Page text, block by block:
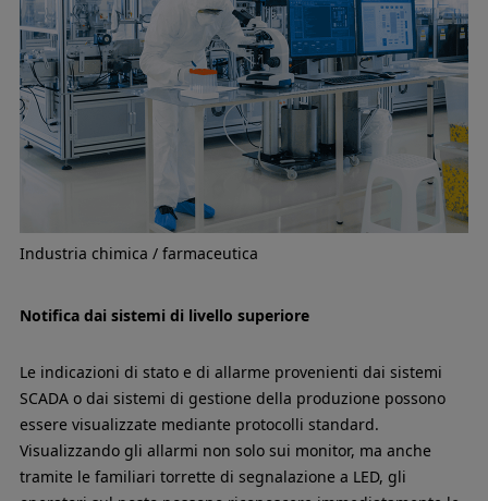
Industria chimica / farmaceutica
Notifica dai sistemi di livello superiore
Le indicazioni di stato e di allarme provenienti dai sistemi
SCADA o dai sistemi di gestione della produzione possono
essere visualizzate mediante protocolli standard.
Visualizzando gli allarmi non solo sui monitor, ma anche
tramite le familiari torrette di segnalazione a LED, gli